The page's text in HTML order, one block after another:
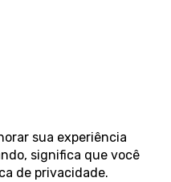
sua experiência
significa que você
de privacidade.